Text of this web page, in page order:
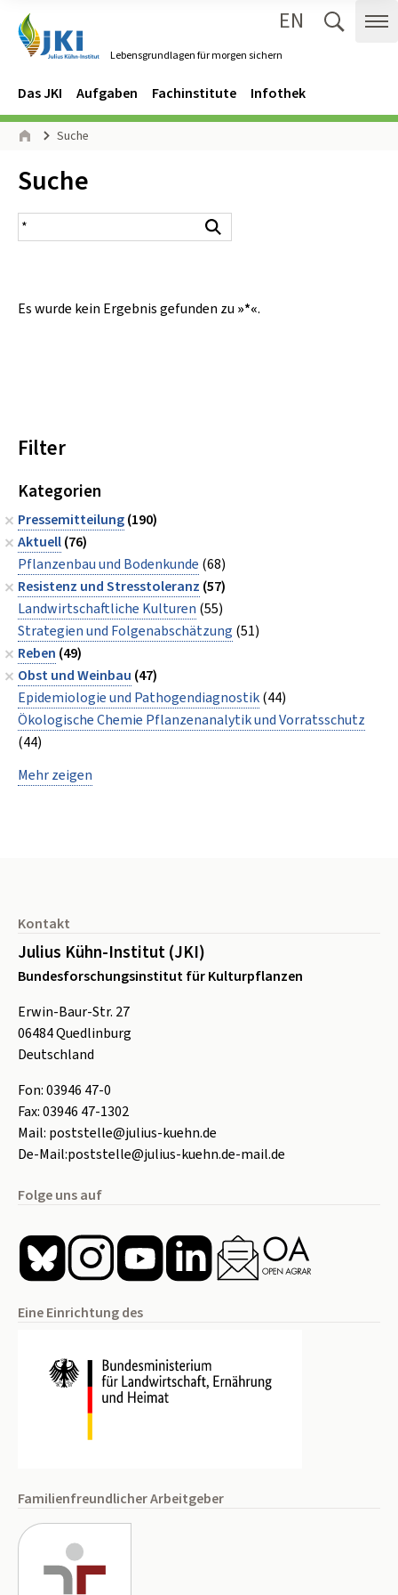
Lebensgrundlagen für morgen sichern
EN
Navigation
Hauptmenü
Das JKI Aufgaben Fachinstitute Infothek
Seitenpfad
Suche
Inhalt:
Suche
Suchergebnis
Es wurde kein Ergebnis gefunden zu »*«.
Filter
Kategorien
Pressemitteilung(190)
Aktuell(76)
Pflanzenbau und Bodenkunde (68)
Resistenz und Stresstoleranz (57)
Landwirtschaftliche Kulturen (55)
Strategien und Folgenabschätzung (51)
Reben (49)
Obst und Weinbau (47)
Epidemiologie und Pathogendiagnostik(44)
Ökologische Chemie Pflanzenanalytik und Vorratsschutz
(44)
Mehr zeigen
Kontakt
Julius Kühn-Institut (JKI)
Bundesforschungsinstitut für Kulturpflanzen
Erwin-Baur-Str. 27
06484Quedlinburg
Deutschland
Fon:03946 47-0
Fax:03946 47-1302
Mail: poststelle@julius-kuehn.de
De-Mail:poststelle@julius-kuehn.de-mail.de
Folge uns auf
Eine Einrichtung des
Familienfreundlicher Arbeitgeber